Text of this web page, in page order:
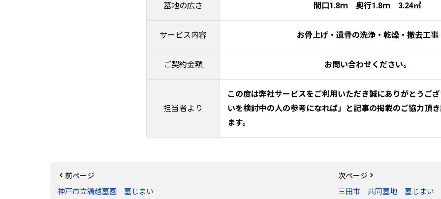
墓地の広さ 間口1.8ｍ 奥行1.8ｍ 3.24㎡
サービス内容 お骨上げ・遺骨の洗浄・乾燥・撤去工事
ご契約金額 お問い合わせください。
担当者より
この度は弊社サービスをご利用いただき誠にありがとうご
いを検討中の人の参考になれば」と記事の掲載のご協力頂
ます。
前ページ
神戸市立鵯越墓園 墓じまい
次ページ
三田市 共同墓地 墓じまい